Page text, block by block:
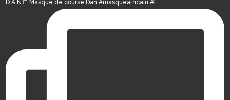
D A N ◻️ Masque de course Dan #masqueafricain #t